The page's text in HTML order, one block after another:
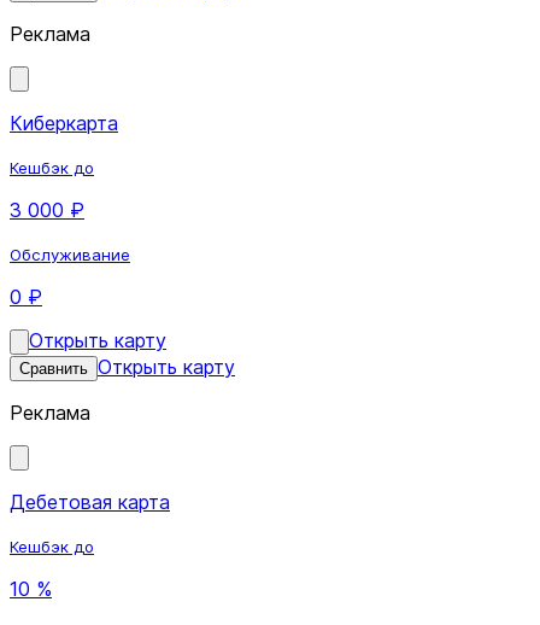
Реклама
Киберкарта
Кешбэк до
3 000 ₽
Обслуживание
0 ₽
Открыть карту
Сравнить Открыть карту
Реклама
Дебетовая карта
Кешбэк до
10 %